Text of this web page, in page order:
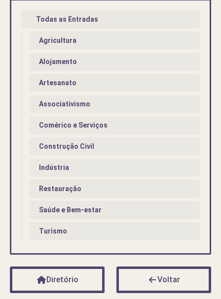
Todas as Entradas
Agricultura
Alojamento
Artesanato
Associativismo
Comérico e Serviços
Construção Civil
Indústria
Restauração
Saúde e Bem-estar
Turismo
Diretório Voltar